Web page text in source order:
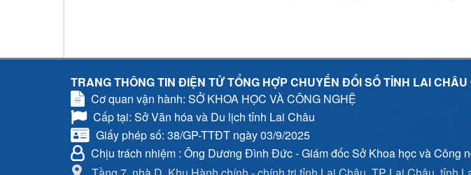
TRANG THÔNG TIN ĐIỆN TỬ TỔNG HỢP CHUYỂN ĐỔI SỐ TỈNH LAI CHÂU
Cơ quan vận hành: SỞ KHOA HỌC VÀ CÔNG NGHỆ
Cấp tại: Sở Văn hóa và Du lịch tỉnh Lai Châu
Giấy phép số: 38/GP-TTĐT ngày 03/9/2025
Chịu trách nhiệm : Ông Dương Đình Đức - Giám đốc Sở Khoa học và Công